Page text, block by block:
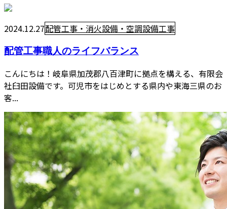
2024.12.27配管工事・消火設備・空調設備工事
配管工事職人のライフバランス
こんにちは！岐阜県加茂郡八百津町に拠点を構える、有限会
社臼田設備です。可児市をはじめとする県内や東海三県のお
客...